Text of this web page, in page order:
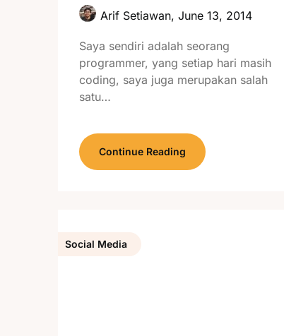
Arif Setiawan, June 13, 2014
Saya sendiri adalah seorang
programmer, yang setiap hari masih
coding, saya juga merupakan salah
satu…
Continue Reading
Social Media